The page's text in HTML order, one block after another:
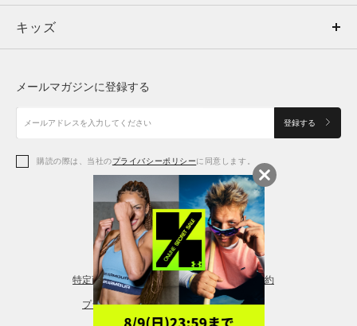
キッズ
アクセサリー
ボトムス
アクセサリー
トップス
シューズ
アクセサリー
レギンス＆タイツ
キッズ
シューズ
メールマガジンに登録する
登録する
購読の際は、当社のプライバシーポリシーに同意します。
特定商取引法に基づく通販の表記 会員規約
プライバシーポリシー